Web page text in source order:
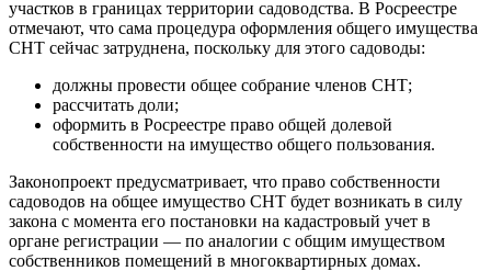
участков в границах территории садоводства. В Росреестре
отмечают, что сама процедура оформления общего имущества
СНТ сейчас затруднена, поскольку для этого садоводы:
должны провести общее собрание членов СНТ;
рассчитать доли;
оформить в Росреестре право общей долевой
собственности на имущество общего пользования.
Законопроект предусматривает, что право собственности
садоводов на общее имущество СНТ будет возникать в силу
закона с момента его постановки на кадастровый учет в
органе регистрации — по аналогии с общим имуществом
собственников помещений в многоквартирных домах.